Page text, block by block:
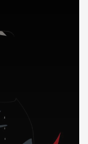
en Italie